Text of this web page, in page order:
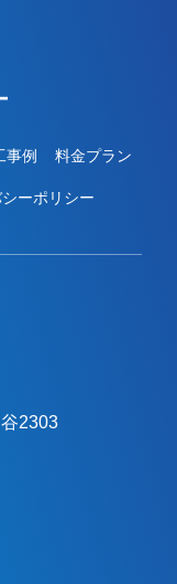
事例 料金プラン
ーポリシー
2303